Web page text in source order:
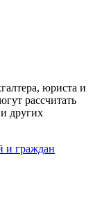
юриста и
рассчитать
других
и граждан